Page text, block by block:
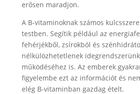
erősen maradjon.
A B-vitaminoknak számos
testben. Segítik például az
fehérjékből, zsírokból és
nélkülözhetetlenek
működéséhez is. Az emberek
figyelembe ezt az információt és
elég B-vitaminban gazdag ételt.